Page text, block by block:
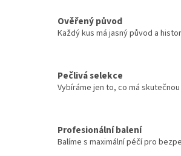
Ověřený původ
Každý kus má jasný původ a
Pečlivá selekce
Vybíráme jen to, co má
Profesionální balení
Balíme s maximální péčí pro